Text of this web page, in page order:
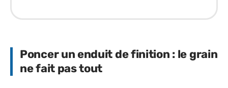
Poncer un enduit de finition : le grain
ne fait pas tout